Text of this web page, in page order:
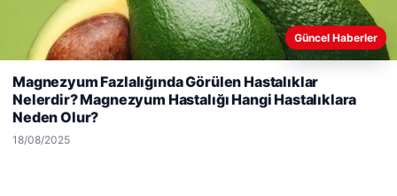
Enes Kaplan Avukatlık Bürosu
28/04/2026
deneyiminizi kişiselleştirmek ve geliştirmek amacıyla çerezler
kullanıyoruz.Çerez Politikamız
Güncel Haberler
Magnezyum Fazlalığında Görülen Hastalıklar
Nelerdir? Magnezyum Hastalığı Hangi Hastalıklara
Neden Olur?
18/08/2025